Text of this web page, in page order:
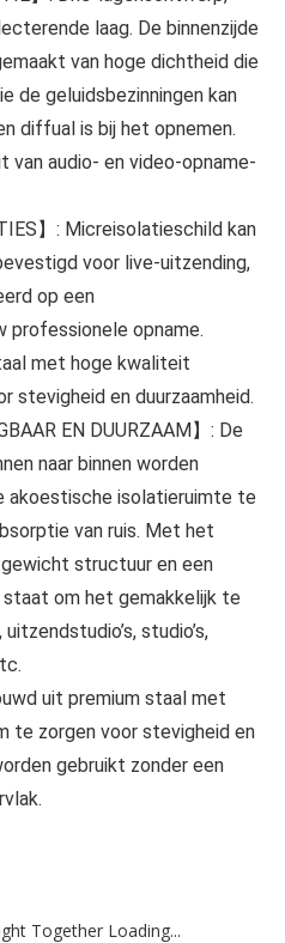
laag. De binnenzijde
van hoge dichtheid die
de geluidsbezinningen kan
diffual is bij het opnemen.
van audio- en video-opname-
】: Micreisolatieschild kan
voor live-uitzending,
op een
professionele opname.
met hoge kwaliteit
stevigheid en duurzaamheid.
EN DUURZAAM】: De
naar binnen worden
akoestische isolatieruimte te
van ruis. Met het
structuur en een
om het gemakkelijk te
studio’s,
uit premium staal met
te zorgen voor stevigheid en
gebruikt zonder een
Together Loading...